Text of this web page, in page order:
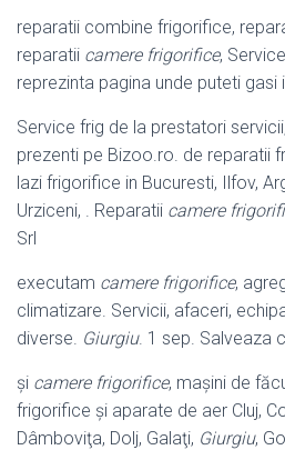
reparatii combine frigorifice,
reparatii camere frigorifice,
reprezinta pagina unde puteti gasi
Service frig de la prestatori
prezenti pe Bizoo.ro. de reparatii
lazi frigorifice in Bucuresti, Ilfov,
Urziceni, . Reparatii camere
Srl
executam camere frigorifice,
climatizare. Servicii, afaceri,
diverse. Giurgiu. 1 sep. Salveaza
și camere frigorifice, mașini de
frigorifice și aparate de aer Cluj,
Dâmboviţa, Dolj, Galaţi, Giurgiu,